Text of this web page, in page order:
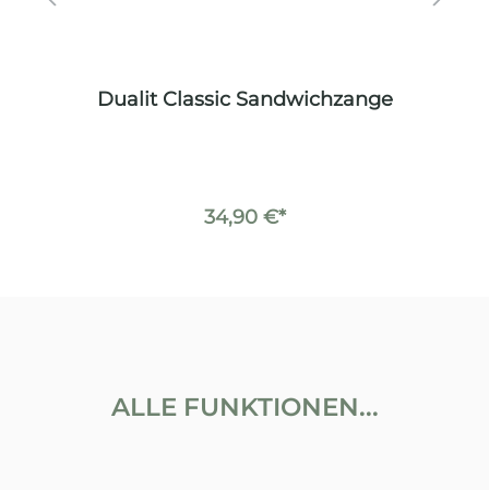
Dualit Classic Sandwichzange
34,90 €*
ALLE FUNKTIONEN...